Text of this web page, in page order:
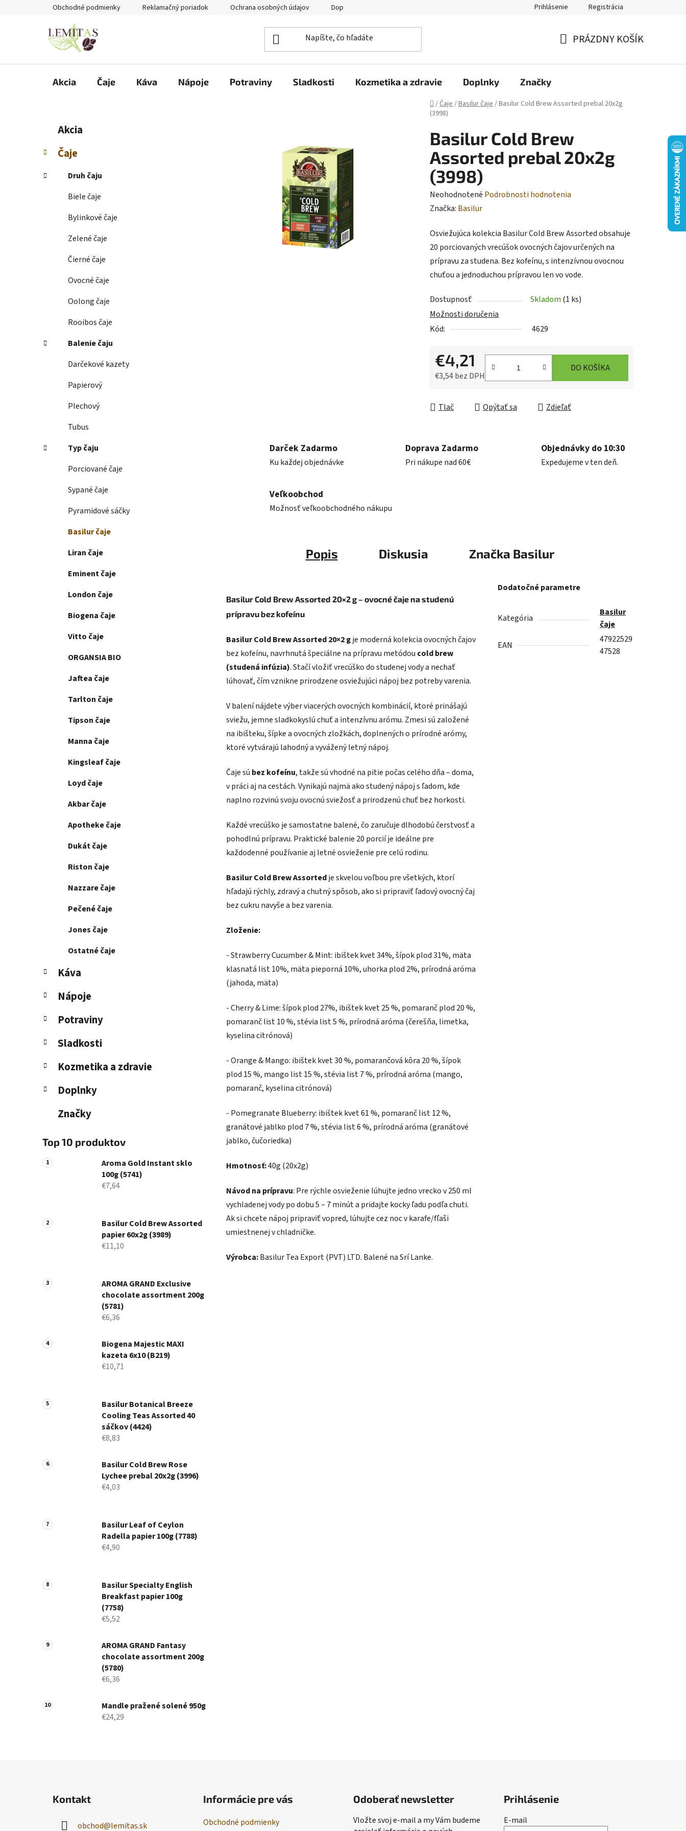
Obchodné podmienky Reklamačný poriadok Ochrana osobných údajov Doprava a platba Prihlásenie Registrácia
PRÁZDNY KOŠÍK
Akcia Čaje Káva Nápoje Potraviny Sladkosti Kozmetika a zdravie Doplnky Značky
Domov
/Čaje/Basilur čaje/Basilur Cold Brew Assorted prebal 20x2g
(3998)
č
ý
Preskočiť
kategórie
t
e
ó
Akcia
Čaje
Druh čaju
Biele čaje
Bylinkové čaje
Zelené čaje
Čierné čaje
Ovocné čaje
Oolong čaje
Rooibos čaje
Balenie čaju
Darčekové kazety
Papierový
Plechový
Tubus
Typ čaju
Porciované čaje
Sypané čaje
Pyramidové sáčky
Basilur čaje
Liran čaje
Eminent čaje
London čaje
Biogena čaje
Vitto čaje
ORGANSIA BIO
Jaftea čaje
Tarlton čaje
Tipson čaje
Manna čaje
Kingsleaf čaje
Loyd čaje
Akbar čaje
Apotheke čaje
Dukát čaje
Riston čaje
Nazzare čaje
Pečené čaje
Jones čaje
Ostatné čaje
Káva
Nápoje
Potraviny
Sladkosti
Kozmetika a zdravie
Doplnky
Značky
Top 10 produktov
Aroma Gold Instant sklo
100g (5741)
€7,64
Basilur Cold Brew Assorted
papier 60x2g (3989)
€11,10
AROMA GRAND Exclusive
chocolate assortment 200g
(5781)
€6,36
Biogena Majestic MAXI
kazeta 6x10 (B219)
€10,71
Basilur Botanical Breeze
Cooling Teas Assorted 40
sáčkov (4424)
€8,83
Basilur Cold Brew Rose
Lychee prebal 20x2g (3996)
€4,03
Basilur Leaf of Ceylon
Radella papier 100g (7788)
€4,90
Basilur Specialty English
Breakfast papier 100g
(7758)
€5,52
AROMA GRAND Fantasy
chocolate assortment 200g
(5780)
€6,36
Mandle pražené solené 950g
€24,29
Basilur Cold Brew
Assorted prebal 20x2g
(3998)
Priemerné
hodnotenie
je
0,0
z
5
Neohodnotené Podrobnosti hodnotenia
Značka: Basilur
Osviežujúca kolekcia Basilur Cold Brew Assorted obsahuje
20 porciovaných vrecúšok ovocných čajov určených na
prípravu za studena. Bez kofeínu, s intenzívnou ovocnou
chuťou a jednoduchou prípravou len vo vode.
Dostupnosť Skladom (1 ks)
Možnosti doručenia
Kód:
4629
€4,21
€3,54 bez DPH
DO KOŠÍKA
Tlač Opýtať sa Zdieľať
Darček Zadarmo
Ku každej objednávke
Doprava Zadarmo
Pri nákupe nad 60€
Objednávky do 10:30
Expedujeme v ten deň.
Veľkoobchod
Možnosť veľkoobchodného nákupu
Popis Diskusia Značka Basilur
Basilur Cold Brew Assorted 20×2 g – ovocné čaje na studenú
prípravu bez kofeínu
Basilur Cold Brew Assorted 20×2 gje moderná kolekcia ovocných čajov
bez kofeínu, navrhnutá špeciálne na prípravu metódou cold brew
(studená infúzia). Stačí vložiť vrecúško do studenej vody a nechať
lúhovať, čím vznikne prirodzene osviežujúci nápoj bez potreby varenia.
V balení nájdete výber viacerých ovocných kombinácií, ktoré prinášajú
sviežu, jemne sladkokyslú chuť a intenzívnu arómu. Zmesi sú založené
na ibišteku, šípke a ovocných zložkách, doplnených o prírodné arómy,
ktoré vytvárajú lahodný a vyvážený letný nápoj.
Čaje sú bez kofeínu, takže sú vhodné na pitie počas celého dňa – doma,
v práci aj na cestách. Vynikajú najmä ako studený nápoj s ľadom, kde
naplno rozvinú svoju ovocnú sviežosť a prirodzenú chuť bez horkosti.
Každé vrecúško je samostatne balené, čo zaručuje dlhodobú čerstvosť a
pohodlnú prípravu. Praktické balenie 20 porcií je ideálne pre
každodenné používanie aj letné osvieženie pre celú rodinu.
Basilur Cold Brew Assortedje skvelou voľbou pre všetkých, ktorí
hľadajú rýchly, zdravý a chutný spôsob, ako si pripraviť ľadový ovocný čaj
bez cukru navyše a bez varenia.
Zloženie:
- Strawberry Cucumber & Mint: ibištek kvet 34%, šípok plod 31%, mäta
klasnatá list 10%, mäta pieporná 10%, uhorka plod 2%, prírodná aróma
(jahoda, mäta)
- Cherry & Lime: šípok plod 27%, ibištek kvet 25 %, pomaranč plod 20 %,
pomaranč list 10 %, stévia list 5 %, prírodná aróma (čerešňa, limetka,
kyselina citrónová)
- Orange & Mango: ibištek kvet 30 %, pomarančová kôra 20 %, šípok
plod 15 %, mango list 15 %, stévia list 7 %, prírodná aróma (mango,
pomaranč, kyselina citrónová)
- Pomegranate Blueberry: ibištek kvet 61 %, pomaranč list 12 %,
granátové jablko plod 7 %, stévia list 6 %, prírodná aróma (granátové
jablko, čučoriedka)
Hmotnosť:40g (20x2g)
Návod na prípravu: Pre rýchle osvieženie lúhujte jedno vrecko v 250 ml
vychladenej vody po dobu 5 – 7 minút a pridajte kocky ľadu podľa chuti.
Ak si chcete nápoj pripraviť vopred, lúhujte cez noc v karafe/fľaši
umiestnenej v chladničke.
Výrobca:Basilur Tea Export (PVT) LTD. Balené na Srí Lanke.
Dodatočné parametre
Kategória
Basilur
čaje
EAN
47922529
47528
Kontakt
obchod@lemitas.sk
Informácie pre vás
Obchodné podmienky
Odoberať newsletter
Vložte svoj e-mail a my Vám budeme
Prihlásenie
E-mail